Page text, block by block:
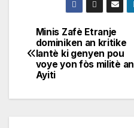
Navigation
de
l'article
Minis Zafè Etranje
dominiken an kritike
lantè ki genyen pou
voye yon fòs militè an
Ayiti